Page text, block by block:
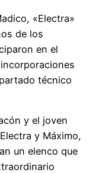
«Electra»
de los
en el
técnico
y el joven
y Máximo,
un elenco que